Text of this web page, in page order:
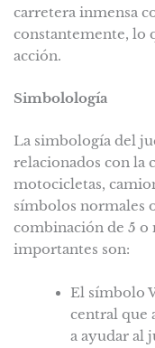
carretera inmensa
constantemente, lo
acción.
Simbolología
La simbología del
relacionados con la
motocicletas,
símbolos normales
combinación de 5 o
importantes son:
El símbolo
central que
a ayudar al